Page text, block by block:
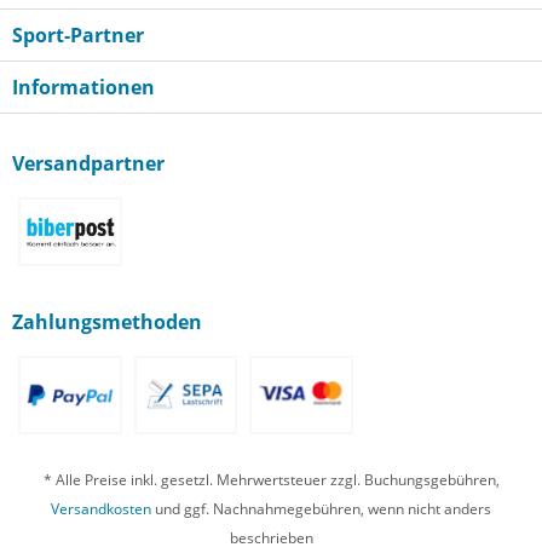
Sport-Partner
Informationen
Versandpartner
Zahlungsmethoden
* Alle Preise inkl. gesetzl. Mehrwertsteuer zzgl. Buchungsgebühren,
Versandkosten und ggf. Nachnahmegebühren, wenn nicht anders
beschrieben